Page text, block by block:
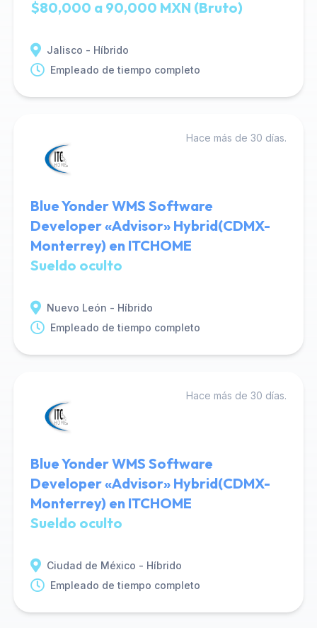
$80,000 a 90,000 MXN (Bruto)
Jalisco - Híbrido
Empleado de tiempo completo
Hace más de 30 días.
Blue Yonder WMS Software
Developer «Advisor» Hybrid(CDMX-
Monterrey) en ITCHOME
Sueldo oculto
Nuevo León - Híbrido
Empleado de tiempo completo
Hace más de 30 días.
Blue Yonder WMS Software
Developer «Advisor» Hybrid(CDMX-
Monterrey) en ITCHOME
Sueldo oculto
Ciudad de México - Híbrido
Empleado de tiempo completo